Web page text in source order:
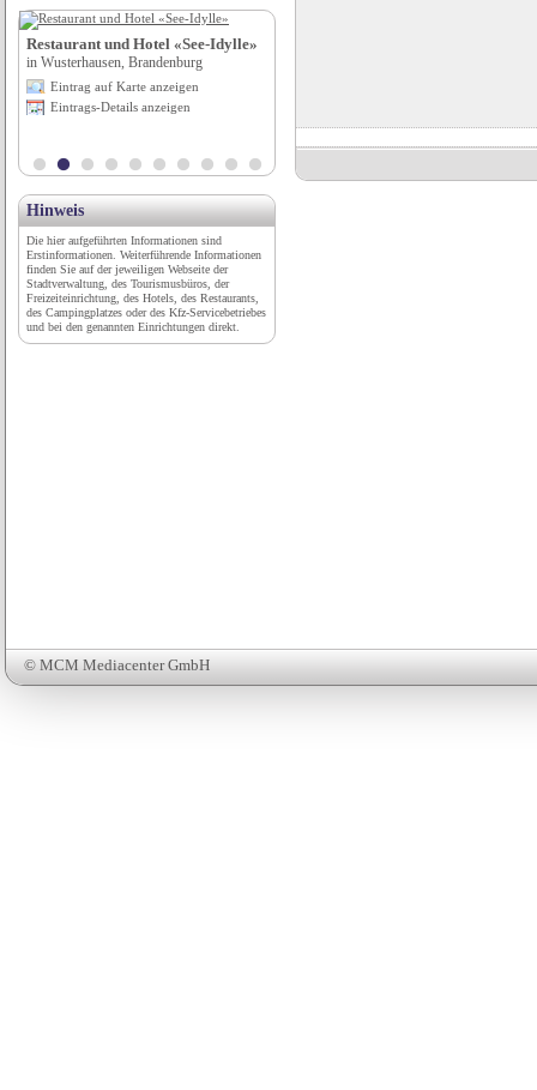
© MCM Mediacenter GmbH
Restaurant und Hotel «See-Idylle»
in Wusterhausen, Brandenburg
Eintrag auf Karte anzeigen
Eintrags-Details anzeigen
Hinweis
Die hier aufgeführten Informationen sind
Erstinformationen. Weiterführende Informationen
finden Sie auf der jeweiligen Webseite der
Stadtverwaltung, des Tourismusbüros, der
Freizeiteinrichtung, des Hotels, des Restaurants,
des Campingplatzes oder des Kfz-Servicebetriebes
und bei den genannten Einrichtungen direkt.